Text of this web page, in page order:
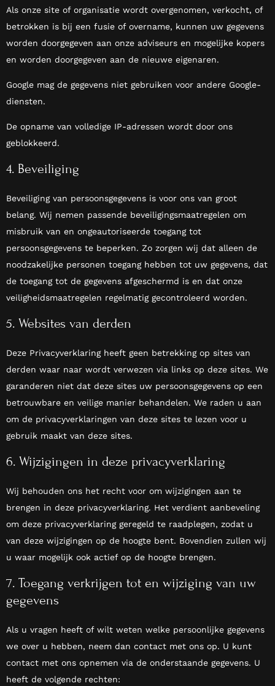
Als onze site of organisatie wordt overgenomen, verkocht, of
betrokken is bij een fusie of overname, kunnen uw gegevens
worden doorgegeven aan onze adviseurs en mogelijke kopers
en worden doorgegeven aan de nieuwe eigenaren.
Google mag de gegevens niet gebruiken voor andere Google-
diensten.
De opname van volledige IP-adressen wordt door ons
geblokkeerd.
4. Beveiliging
Beveiliging van persoonsgegevens is voor ons van groot
belang. Wij nemen passende beveiligingsmaatregelen om
misbruik van en ongeautoriseerde toegang tot
persoonsgegevens te beperken. Zo zorgen wij dat alleen de
noodzakelijke personen toegang hebben tot uw gegevens, dat
de toegang tot de gegevens afgeschermd is en dat onze
veiligheidsmaatregelen regelmatig gecontroleerd worden.
5. Websites van derden
Deze Privacyverklaring heeft geen betrekking op sites van
derden waar naar wordt verwezen via links op deze sites. We
garanderen niet dat deze sites uw persoonsgegevens op een
betrouwbare en veilige manier behandelen. We raden u aan
om de privacyverklaringen van deze sites te lezen voor u
gebruik maakt van deze sites.
6. Wijzigingen in deze privacyverklaring
Wij behouden ons het recht voor om wijzigingen aan te
brengen in deze privacyverklaring. Het verdient aanbeveling
om deze privacyverklaring geregeld te raadplegen, zodat u
van deze wijzigingen op de hoogte bent. Bovendien zullen wij
u waar mogelijk ook actief op de hoogte brengen.
7. Toegang verkrijgen tot en wijziging van uw
gegevens
Als u vragen heeft of wilt weten welke persoonlijke gegevens
we over u hebben, neem dan contact met ons op. U kunt
contact met ons opnemen via de onderstaande gegevens. U
heeft de volgende rechten: